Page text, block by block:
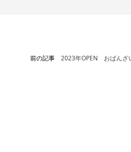
前の記事 2023年OPEN おばんざ